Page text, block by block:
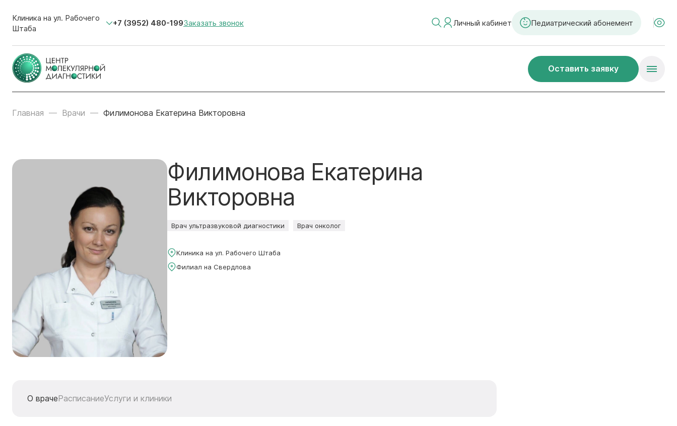
Клиника на ул. Рабочего
Штаба
+7 (3952) 480-199Заказать звонок Личный кабинет Педиатрический абонемент
Оставить заявку
Главная Врачи Филимонова Екатерина Викторовна
Филимонова Екатерина
Викторовна
Врач ультразвуковой диагностики Врач онколог
Клиника на ул. Рабочего Штаба
Филиал на Свердлова
О врачеРасписаниеУслуги и клиники